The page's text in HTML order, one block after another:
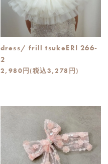
dress/ frill tsukeERI 266-
2
2,980円(税込3,278円)